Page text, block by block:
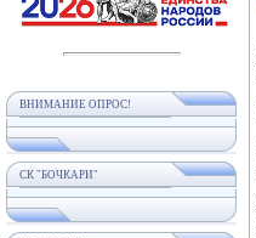
ВНИМАНИЕ ОПРОС!
СК "БОЧКАРИ"